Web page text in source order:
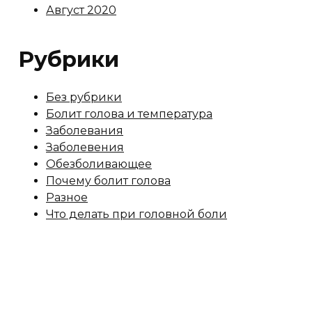
Август 2020
Рубрики
Без рубрики
Болит голова и температура
Заболевания
Заболевения
Обезболивающее
Почему болит голова
Разное
Что делать при головной боли